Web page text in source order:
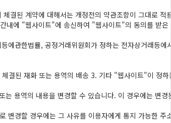
결된 계약에 대해서는 개정전의 약관조항이 그대로 적용
내에 "웹사이트"에 송신하여 "웹사이트"의 동의를 받은
관한법률, 공정거래위원회가 정하는 전자상거래등에서
된 재화 또는 용역의 배송 3. 기타 "웹사이트"이 정하는
용역의 내용을 변경할 수 있습니다. 이 경우에는 변경된
경할 경우에는 그 사유를 이용자에게 통지 가능한 주소